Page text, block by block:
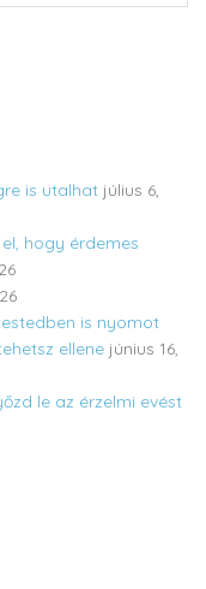
is utalhat július 6,
hogy érdemes
is nyomot
ellene június 16,
le az érzelmi evést